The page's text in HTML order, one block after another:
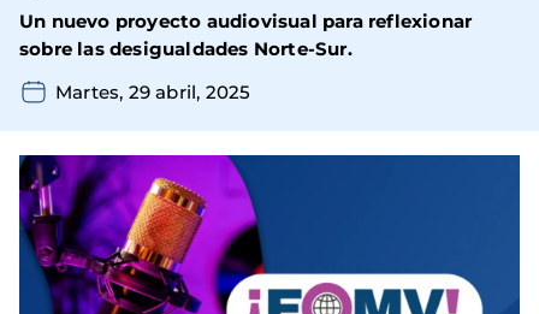
Un nuevo proyecto audiovisual para reflexionar
sobre las desigualdades Norte-Sur.
Martes, 29 abril, 2025